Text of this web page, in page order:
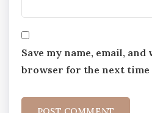
Save my name, email,
browser for the next time